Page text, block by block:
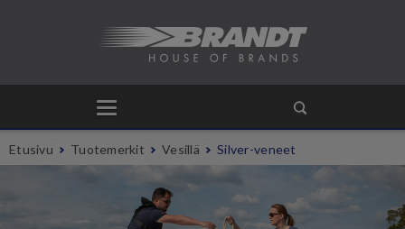
Etusivu Tuotemerkit Vesillä Silver-veneet